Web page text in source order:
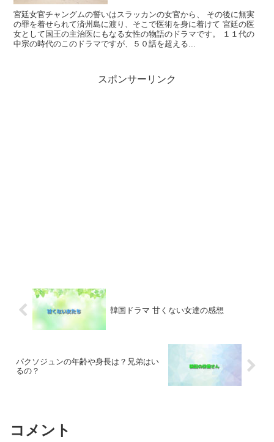
宮廷女官チャングムの誓いはスラッカンの女官から、 その後に無実
の罪を着せられて済州島に渡り、そこで医術を身に着けて 宮廷の医
女として国王の主治医にもなる女性の物語のドラマです。 １１代の
中宗の時代のこのドラマですが、５０話を超える...
スポンサーリンク
韓国ドラマ 甘くない女達の感想
パクソジュンの年齢や身長は？兄弟はい
るの？
コメント